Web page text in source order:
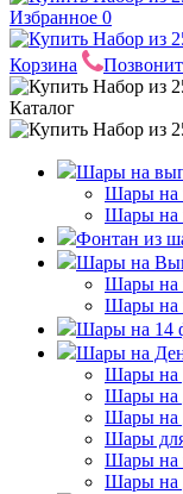
Избранное 0
Корзина
Каталог
Шары на
Шары на
Шары на
Фонтан из
Шары на
Шары на
Шары на
Шары на 14
Шары на
Шары на
Шары на
Шары на
Шары
Шары на
Шары на